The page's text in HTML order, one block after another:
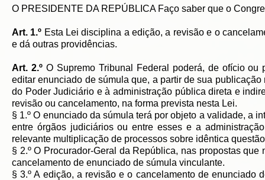
O PRESIDENTE DA REPÚBLICA Faço saber que o
Art. 1.º Esta Lei disciplina a edição, a revisão e o
e dá outras providências.
Art. 2.ºO Supremo Tribunal Federal poderá, de ofício ou
editar enunciado de súmula que, a partir de sua
do Poder Judiciário e à administração pública direta e
revisão ou cancelamento, na forma prevista nesta Lei.
§ 1.º O enunciado da súmula terá por objeto a validade, a
entre órgãos judiciários ou entre esses e a
relevante multiplicação de processos sobre idêntica
§ 2.º O Procurador-Geral da República, nas propostas
cancelamento de enunciado de súmula vinculante.
§ 3.º A edição, a revisão e o cancelamento de